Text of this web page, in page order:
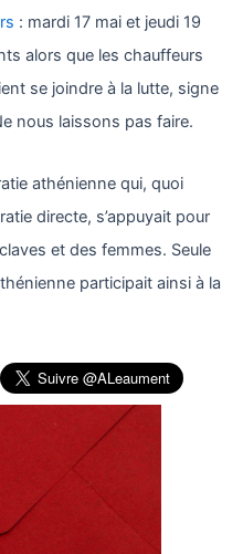
: mardi 17 mai et jeudi 19
alors que les chauffeurs
se joindre à la lutte, signe
nous laissons pas faire.
athénienne qui, quoi
directe, s’appuyait pour
et des femmes. Seule
participait ainsi à la